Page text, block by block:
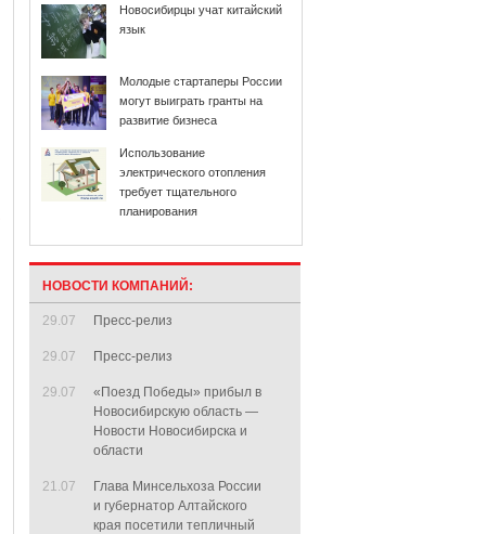
Новосибирцы учат китайский
язык
Молодые стартаперы России
могут выиграть гранты на
развитие бизнеса
Использование
электрического отопления
требует тщательного
планирования
НОВОСТИ КОМПАНИЙ:
29.07 Пресс-релиз
29.07 Пресс-релиз
29.07
«Поезд Победы» прибыл в
Новосибирскую область —
Новости Новосибирска и
области
21.07
Глава Минсельхоза России
и губернатор Алтайского
края посетили тепличный